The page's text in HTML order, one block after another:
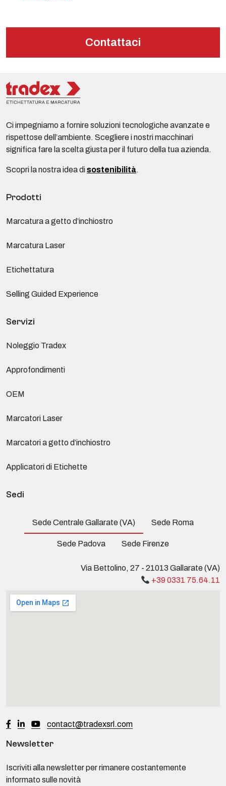
Contattaci
Ci impegniamo a fornire soluzioni tecnologiche avanzate e
rispettose dell’ambiente. Scegliere i nostri macchinari
significa fare la scelta giusta per il futuro della tua azienda.
Scopri la nostra idea disostenibilità.
Prodotti
Marcatura a getto d’inchiostro
Marcatura Laser
Etichettatura
Selling Guided Experience
Servizi
Noleggio Tradex
Approfondimenti
OEM
Marcatori Laser
Marcatori a getto d’inchiostro
Applicatori di Etichette
Sedi
Sede Centrale Gallarate (VA) Sede Roma
Sede Padova Sede Firenze
Via Bettolino, 27 - 21013 Gallarate (VA)
+39 0331 75.64.11
contact@tradexsrl.com
Newsletter
Iscriviti alla newsletter per rimanere costantemente
informato sulle novità